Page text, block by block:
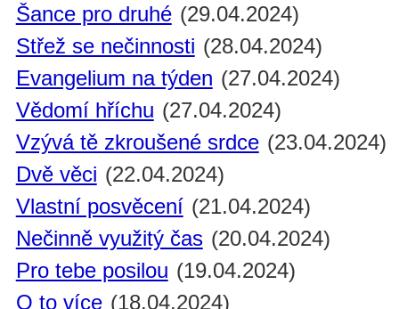
Šance pro druhé (29.04.2024)
Střež se nečinnosti (28.04.2024)
Evangelium na týden (27.04.2024)
Vědomí hříchu (27.04.2024)
Vzývá tě zkroušené srdce (23.04.2024)
Dvě věci (22.04.2024)
Vlastní posvěcení (21.04.2024)
Nečinně využitý čas (20.04.2024)
Pro tebe posilou (19.04.2024)
O to více (18.04.2024)